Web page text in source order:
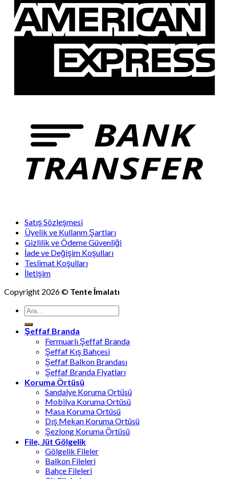
Satış Sözleşmesi
Üyelik ve Kullanm Şartları
Gizlilik ve Ödeme Güvenliği
İade ve Değişim Koşulları
Teslimat Koşulları
İletişim
Copyright 2026 © Tente İmalatı
Ara:
Şeffaf Branda
Fermuarlı Şeffaf Branda
Şeffaf Kış Bahçesi
Şeffaf Balkon Brandası
Şeffaf Branda Fiyatları
Koruma Örtüsü
Sandalye Koruma Ortüsü
Mobilya Koruma Ortüsü
Masa Koruma Ortüsü
Dış Mekan Koruma Ortüsü
Şezlong Koruma Örtüsü
File, Jüt Gölgelik
Gölgelik Fileler
Balkon Fileleri
Bahçe Fileleri